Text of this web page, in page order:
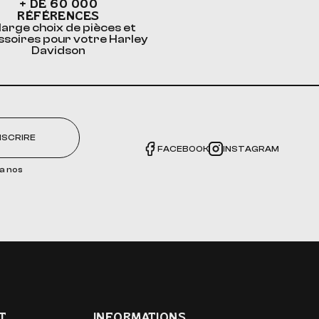
+ DE 60 000
RÉFÉRENCES
choix de pièces et
pour votre Harley
Davidson
nos
FACEBOOK INSTAGRAM